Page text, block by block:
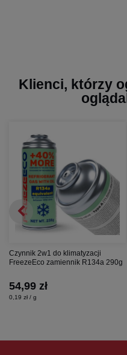
Klienci, którzy
Czynnik 2w1 do klimatyzacji
FreezeEco zamiennik R134a 290g
54,99 zł
0,19 zł / g